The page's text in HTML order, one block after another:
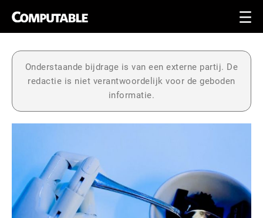
Onderstaande bijdrage is van een externe partij. De
redactie is niet verantwoordelijk voor de geboden
informatie.